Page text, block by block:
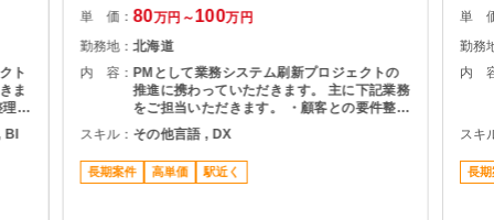
ト
ま
理
細
進
単 価：80万円～100万円
勤務地：北海道
内 容： PMとして業務システム刷新プロジェクトの
推進に携わっていただきます。 主に下記業務
をご担当いただきます。 ・顧客との要件整
理・課題整理 ・プロジェクト計画の策定およ
び進捗管理 ・開発チームとの調整およびマネ
ジメント ・品質、課題、リスク管理 ・関係
者向け資料作成および各種報告 ・要件定義か
スキル： その他言語 , DX
長期案件 高単価 駅近く
単
勤務
内
スキ
長期